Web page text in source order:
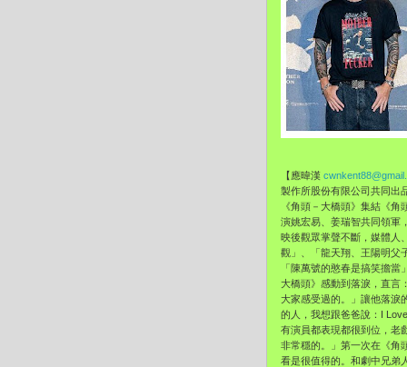
【應暐漢
製作所股份有限公司共同出
《角頭－大橋頭》 集結《角
演姚宏易、 姜瑞智共同領軍
映後觀眾掌聲不斷，媒體人
觀」、「龍天翔、王陽明父
「陳萬號的憨春是搞笑擔當
大橋頭》 感動到落淚，直言
大家感受過的。」讓他落淚
的人， 我想跟爸爸說：I
有演員都表現都很到位，老
非常穩的。」第一次在《角
看是很值得的。 和劇中兄弟